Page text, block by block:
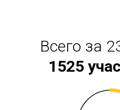
Всего за
1525